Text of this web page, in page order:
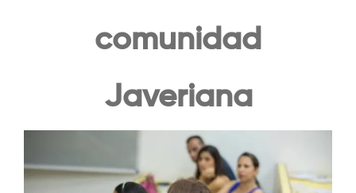
comunidad
Javeriana
Larger
Image